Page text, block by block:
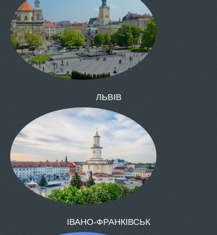
КИЇВ
ОДЕСА